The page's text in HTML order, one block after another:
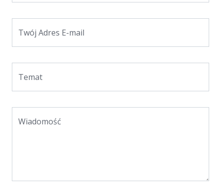
Twój Adres E-mail
Temat
Wiadomość